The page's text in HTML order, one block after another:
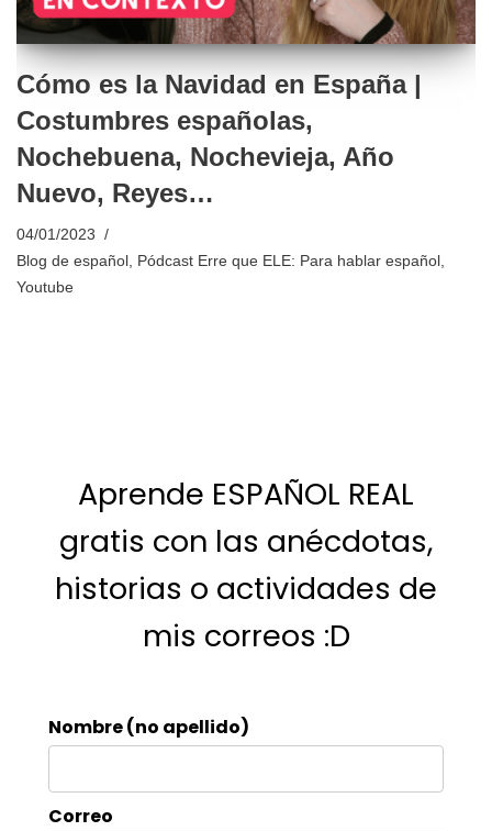
Cómo es la Navidad en España |
Costumbres españolas,
Nochebuena, Nochevieja, Año
Nuevo, Reyes…
04/01/2023
Blog de español , Pódcast Erre que ELE: Para hablar español ,
Youtube
Aprende ESPAÑOL REAL
gratis con las anécdotas,
historias o actividades de
mis correos :D
Nombre (no apellido)
Correo